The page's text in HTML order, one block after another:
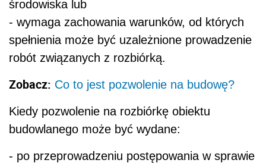
środowiska lub
- wymaga zachowania warunków, od których
spełnienia może być uzależnione prowadzenie
robót związanych z rozbiórką.
Zobacz: Co to jest pozwolenie na budowę?
Kiedy pozwolenie na rozbiórkę obiektu
budowlanego może być wydane:
- po przeprowadzeniu postępowania w sprawie